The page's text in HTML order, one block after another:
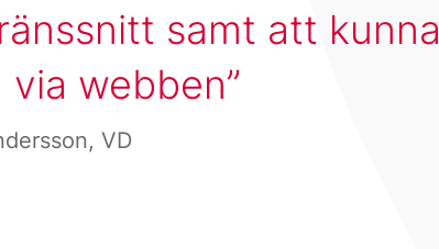
samt att kunna
via webben
VD